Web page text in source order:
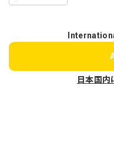
日本国